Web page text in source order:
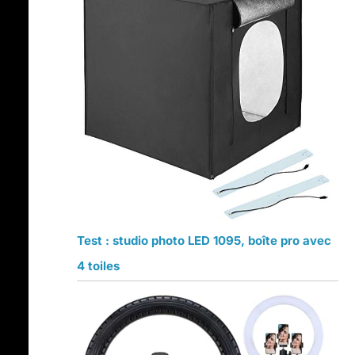
Test : studio photo LED 1095, boîte pro avec
4 toiles